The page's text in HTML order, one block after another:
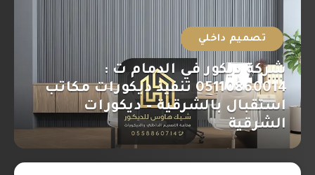
تصميم داخلي
شركة ديكور في الدمام ت :
05110860014 تنفيذ ديكورات مكاتب
استقبال بالشرقية – ديكورات
الشرقية